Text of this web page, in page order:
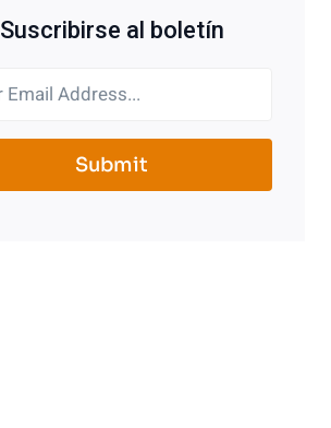
Suscribirse al boletín
Submit